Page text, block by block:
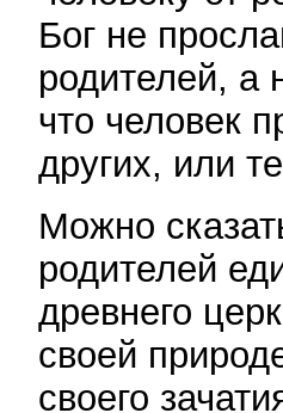
Бог не
родителей, а
что человек
других, или
Можно
родителей
древнего
своей
своего